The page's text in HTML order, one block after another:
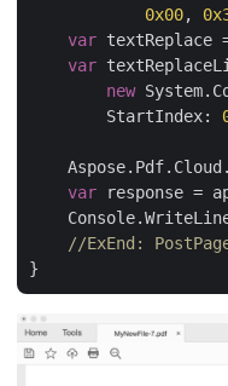
0x00,
var textReplace
var
new
        StartIndex:
var response =
//ExEnd: